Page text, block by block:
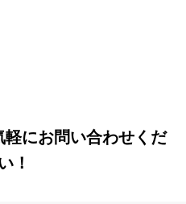
にお問い合わせくだ
！